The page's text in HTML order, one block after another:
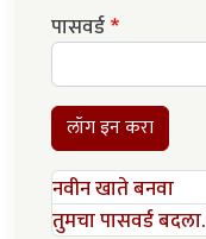
पासवर्ड
लॉग इन करा
नवीन खाते बनवा
तुमचा पासवर्ड बदला.